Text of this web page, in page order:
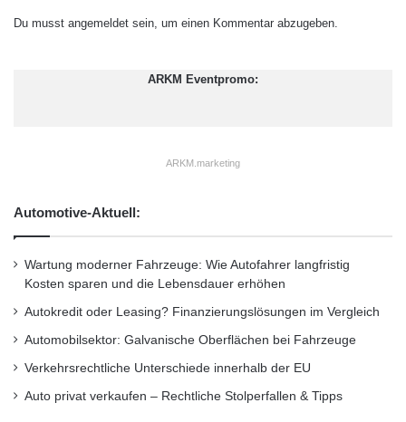
weltweite IP-Netzwerkdienstleistungen, Arcstar
“Unser Unterseekabelsystem PC-1ist für die
bei der Katastrophe vom 11. März deutlich
wurde, eine wichtige internationale
Kommunikationstechnik. Die Verbesserung der
Fähigkeiten dieses PC-1, der kürzesten
transpazifischen Verbindung, anhand der
Du musst angemeldet sein, um einen Kommentar abzugeben.
ARKM Eventpromo:
ARKM.marketing
Automotive-Aktuell:
Wartung moderner Fahrzeuge: Wie Autofahrer langfristig
Kosten sparen und die Lebensdauer erhöhen
Autokredit oder Leasing? Finanzierungslösungen im Vergleich
Automobilsektor: Galvanische Oberflächen bei Fahrzeuge
Verkehrsrechtliche Unterschiede innerhalb der EU
Auto privat verkaufen – Rechtliche Stolperfallen & Tipps